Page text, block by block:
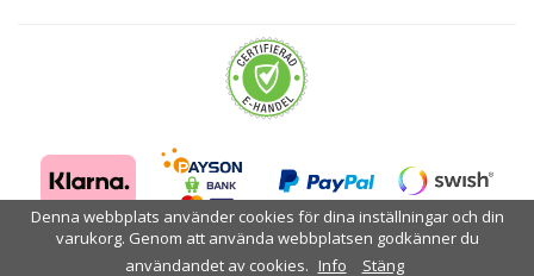
Denna webbplats använder cookies för dina inställningar och din
varukorg. Genom att använda webbplatsen godkänner du
användandet av cookies. Info Stäng